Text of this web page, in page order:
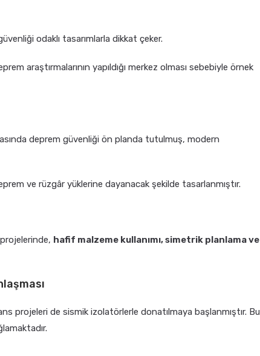
odaklı tasarımlarla dikkat çeker.
araştırmalarının yapıldığı merkez olması sebebiyle örnek
deprem güvenliği ön planda tutulmuş, modern
ve rüzgâr yüklerine dayanacak şekilde tasarlanmıştır.
hafif malzeme kullanımı, simetrik planlama ve
projeleri de sismik izolatörlerle donatılmaya başlanmıştır. Bu